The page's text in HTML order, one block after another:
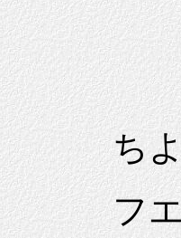
防水
まづ
ちよつ
フエア